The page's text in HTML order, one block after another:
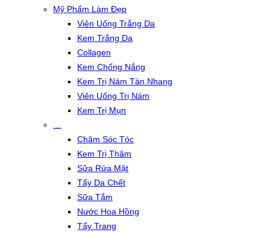
Mỹ Phẩm Làm Đẹp
Viên Uống Trắng Da
Kem Trắng Da
Collagen
Kem Chống Nắng
Kem Trị Nám Tàn Nhang
Viên Uống Trị Nám
Kem Trị Mụn
Chăm Sóc Tóc
Kem Trị Thâm
Sữa Rửa Mặt
Tẩy Da Chết
Sữa Tắm
Nước Hoa Hồng
Tẩy Trang